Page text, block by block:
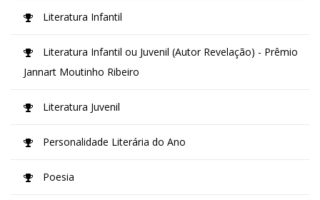
Literatura Infantil
Literatura Infantil ou Juvenil (Autor Revelação) - Prêmio
Jannart Moutinho Ribeiro
Literatura Juvenil
Personalidade Literária do Ano
Poesia